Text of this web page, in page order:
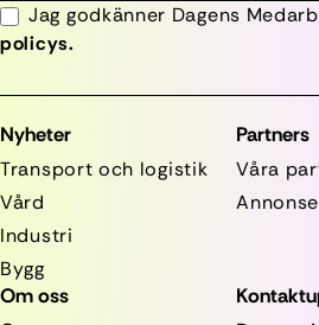
Jag godkänner Dagens
policys.
Nyheter
Transport och logistik
Vård
Industri
Bygg
Partners
Våra
Om oss